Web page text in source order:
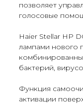
позволяет
голосовые
Haier Stellar HP
лампами нового
бактерий,
Функция
активации